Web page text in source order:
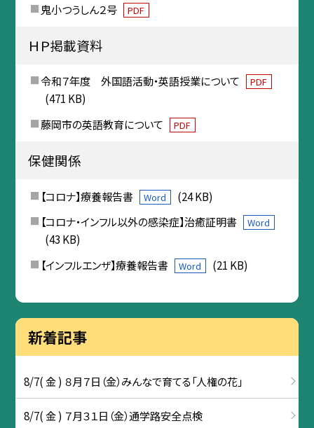
鬼小つうしん２号
PDF
ＨＰ掲載資料
令和７年度 外国語活動・英語授業について PDF
(471 KB)
藤岡市の英語教育について
PDF
保健関係
【コロナ】療養報告書 Word
(24 KB)
【コロナ・インフル以外の感染症】治癒証明書
Word
(43 KB)
【インフルエンザ】療養報告書
Word (21 KB)
新着記事
8/7( 金 ) ８月７日（金）みんなで育てる「人権の花」
8/7( 金 ) ７月３１日（金）通学路安全点検